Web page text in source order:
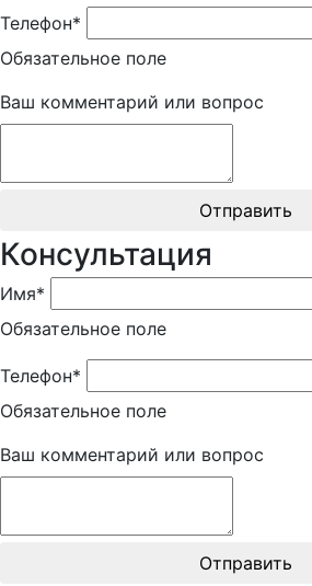
Телефон*
Обязательное поле
Ваш комментарий или вопрос
Отправить
Консультация
Имя*
Обязательное поле
Телефон*
Обязательное поле
Ваш комментарий или вопрос
Отправить